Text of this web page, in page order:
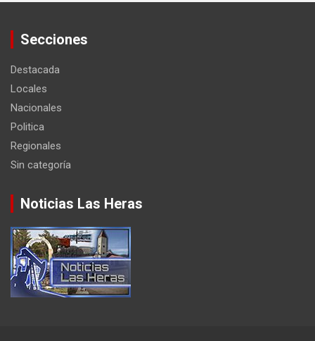
Secciones
Destacada
Locales
Nacionales
Politica
Regionales
Sin categoría
Noticias Las Heras